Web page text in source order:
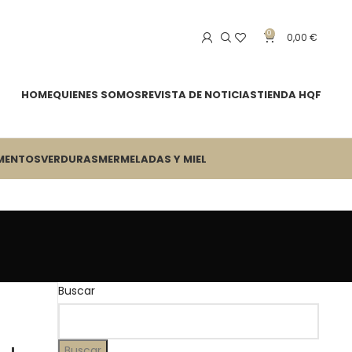
0 0,00€
HOMEQUIENES SOMOSREVISTA DE NOTICIASTIENDA HQF
VERDURASMERMELADAS Y MIEL
Buscar